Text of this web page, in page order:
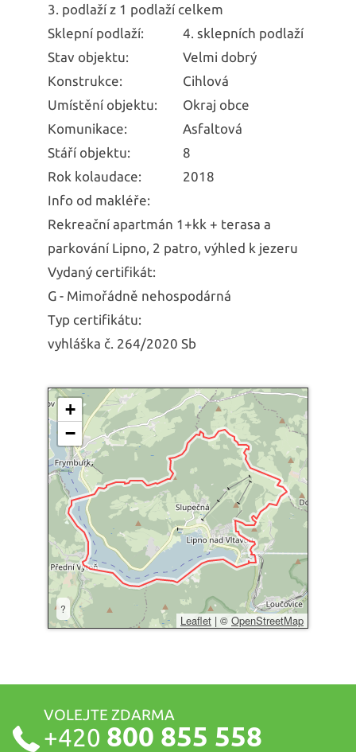
3. podlaží z 1 podlaží celkem
Sklepní podlaží:
4. sklepních podlaží
Stav objektu:
Velmi dobrý
Konstrukce:
Cihlová
Umístění objektu:
Okraj obce
Komunikace:
Asfaltová
Stáří objektu:
8
Rok kolaudace:
2018
Info od makléře:
Rekreační apartmán 1+kk + terasa a
parkování Lipno, 2 patro, výhled k jezeru
Vydaný certifikát:
G - Mimořádně nehospodárná
Typ certifikátu:
vyhláška č. 264/2020 Sb
+
−
?
Leaflet | © OpenStreetMap
VOLEJTE ZDARMA
+420 800 855 558